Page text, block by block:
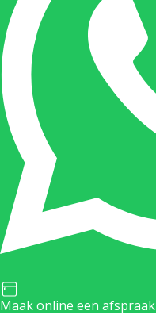
Maak online een afspraak